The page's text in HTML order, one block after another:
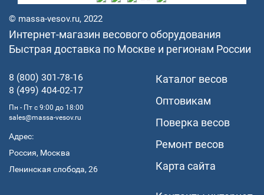
© massa-vesov.ru, 2022
Интернет-магазин весового оборудования
Быстрая доставка по Москве и регионам России
8 (800) 301-78-16
8 (499) 404-02-17
Пн - Пт с 9:00 до 18:00
sales@massa-vesov.ru
Адрес:
Россия, Москва
Ленинская слобода, 26
Каталог весов
Оптовикам
Поверка весов
Ремонт весов
Карта сайта